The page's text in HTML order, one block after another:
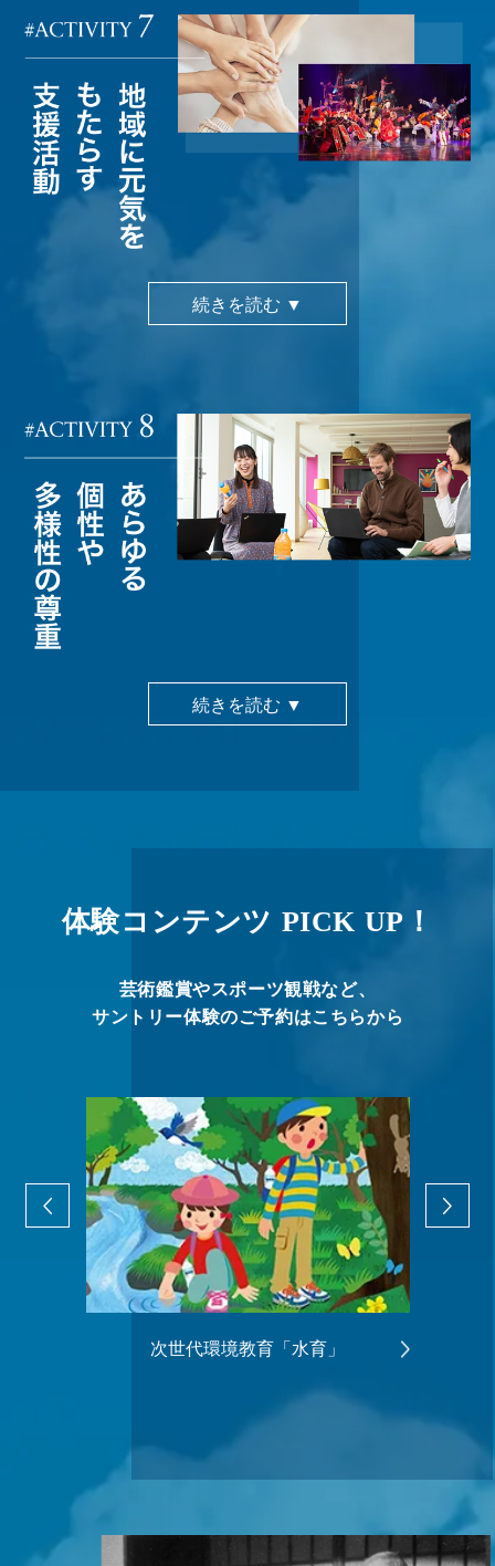
続きを読む ▼
続きを読む ▼
体験コンテンツ PICK UP！
芸術鑑賞やスポーツ観戦など、
サントリー体験のご予約はこちらから
次世代環境教育「水育」